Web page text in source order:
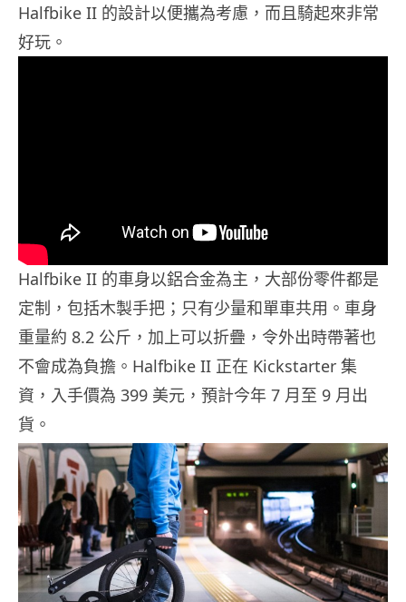
Halfbike II 的設計以便攜為考慮，而且騎起來非常
好玩。
Halfbike II 的車身以鋁合金為主，大部份零件都是
定制，包括木製手把；只有少量和單車共用。車身
重量約 8.2 公斤，加上可以折疊，令外出時帶著也
不會成為負擔。Halfbike II 正在 Kickstarter 集
資，入手價為 399 美元，預計今年 7 月至 9 月出
貨。